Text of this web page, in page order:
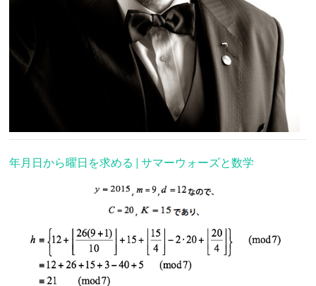
年月日から曜日を求める | サマーウォーズと数学